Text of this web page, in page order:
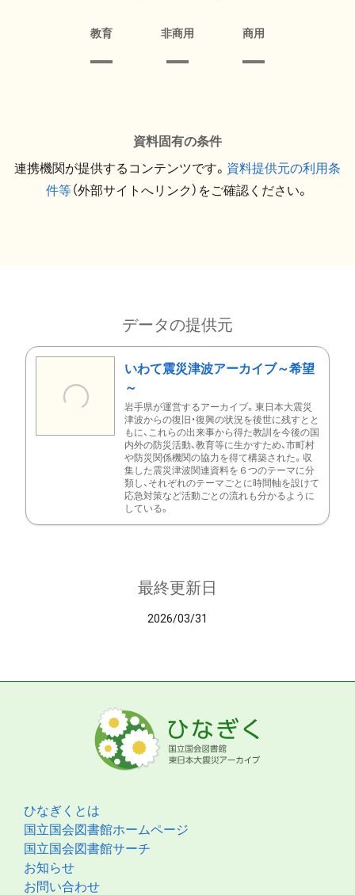
教育 非商用 商用
資料固有の条件
連携機関が提供するコンテンツです。 資料提供元の利用条
件等（外部サイトへリンク）をご確認ください。
データの提供元
いわて震災津波アーカイブ～希望
～
岩手県が運営するアーカイブ。東日本大震災
津波からの復旧・復興の状況を後世に残すとと
もに、これらの出来事から得た教訓を今後の国
内外の防災活動、教育等に生かすため、市町村
や防災関係機関の協力を得て構築された。収
集した震災津波関連資料を６つのテーマに分
類し、それぞれのテーマごとに時間軸を設けて
応急対策など活動ごとの流れも分かるように
している。
最終更新日
2026/03/31
ひなぎくとは
国立国会図書館ホームページ
国立国会図書館サーチ
お知らせ
お問い合わせ